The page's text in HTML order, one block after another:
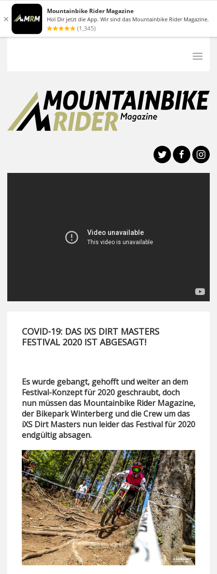
COVID-19: DAS IXS DIRT MASTERS
FESTIVAL 2020 IST ABGESAGT!
Es wurde gebangt, gehofft und weiter an dem
Festival-Konzept für 2020 geschraubt, doch
nun müssen das Mountainbike Rider Magazine,
der Bikepark Winterberg und die Crew um das
iXS Dirt Masters nun leider das Festival für 2020
endgültig absagen.